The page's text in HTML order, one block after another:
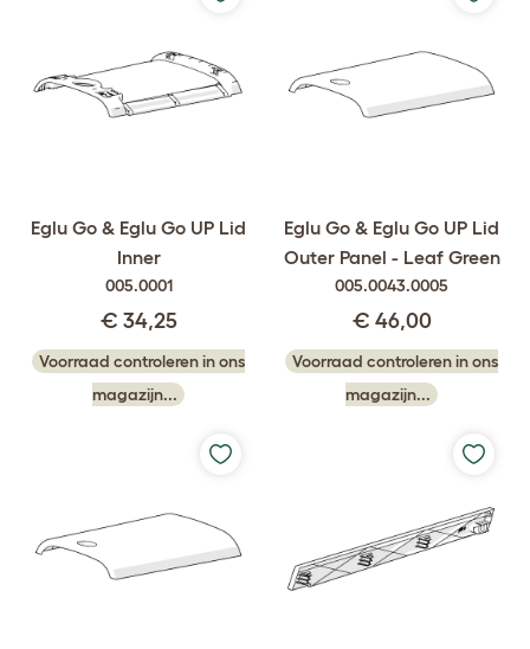
Eglu Go & Eglu Go UP Lid
Inner
005.0001
€ 34,25
Voorraad controleren in ons
magazijn...
Eglu Go & Eglu Go UP Lid
Outer Panel - Leaf Green
005.0043.0005
€ 46,00
Voorraad controleren in ons
magazijn...